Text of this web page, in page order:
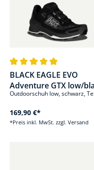
Durchschnittliche
BLACK EAGLE EVO
Adventure GTX low/
silver
Outdoorschuh low, schwarz,
169,90 €*
*Preis inkl. MwSt. zzgl. Versand